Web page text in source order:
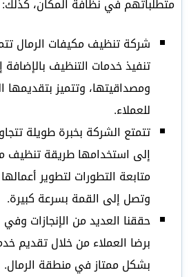
متطلباتهم في نظافة المكان، كذلك:
شركة تنظيف مكيفات الرمال
تنفيذ خدمات التنظيف بالإضافة
ومصداقيتها، وتتميز بتقديمها
للعملاء.
إلى استخدامها طريقة تنظيف
متابعة التطورات لتطوير
وتصل إلى القمة بسرعة كبيرة.
حققنا العديد من الإنجازات
برضا العملاء من خلال تقديم
بشكل ممتاز في منطقة الرمال.